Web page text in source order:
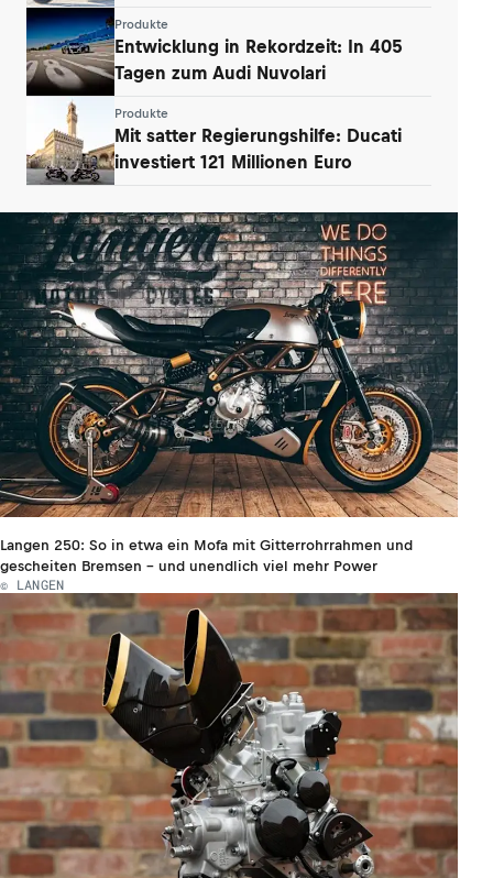
Produkte
Entwicklung in Rekordzeit: In 405
Tagen zum Audi Nuvolari
Produkte
Mit satter Regierungshilfe: Ducati
investiert 121 Millionen Euro
Langen 250: So in etwa ein Mofa mit Gitterrohrrahmen und
gescheiten Bremsen - und unendlich viel mehr Power
© LANGEN